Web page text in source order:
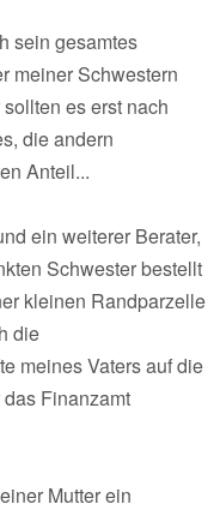
sein gesamtes
meiner Schwestern
es erst nach
die andern
Anteil...
ein weiterer Berater,
Schwester bestellt
kleinen Randparzelle
die
meines Vaters auf die
Finanzamt
Mutter ein